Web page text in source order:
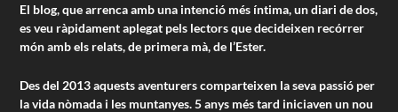
El blog, que arrenca amb una intenció més íntima, un diari de dos,
es veu ràpidament aplegat pels lectors que decideixen recórrer
món amb els relats, de primera mà, de l’Ester.
Des del 2013 aquests aventurers comparteixen la seva passió per
la vida nòmada i les muntanyes. 5 anys més tard iniciaven un nou